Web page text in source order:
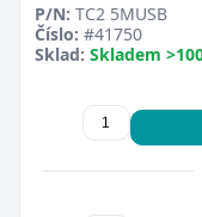
P/N: TC2 5MUSB
Číslo: #41750
Sklad: Skladem